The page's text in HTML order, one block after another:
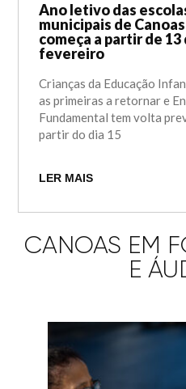
Ano letivo das
municipais de Canoas
começa a partir de 13
fevereiro
Crianças da Educação
as primeiras a retornar e
Fundamental tem volta
partir do dia 15
LER MAIS
CANOAS EM
E